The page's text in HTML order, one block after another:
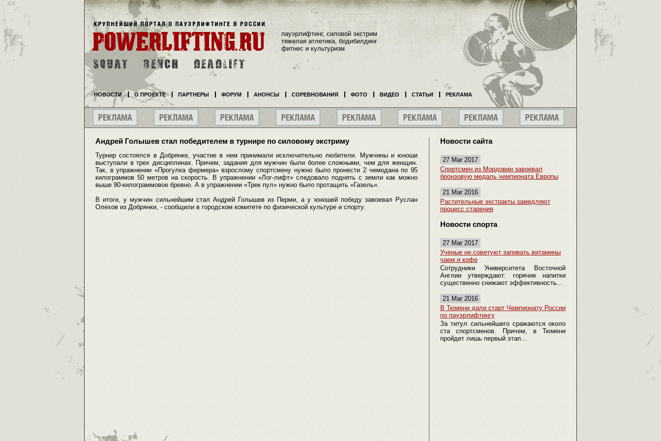
Андрей Голышев стал победителем в турнире по силовому экстриму
Турнир состоялся в Добрянке, участие в нем принимали исключительно любители. Мужчины и юноши
выступали в трех дисциплинах. Причем, задания для мужчин были более сложными, чем для женщин.
Так, в упражнении «Прогулка фермера» взрослому спортсмену нужно было пронести 2 чемодана по 95
килограммов 50 метров на скорость. В упражнении «Лог-лифт» следовало поднять с земли как можно
выше 90-килограммовое бревно. А в упражнении «Трек пул» нужно было протащить «Газель».
В итоге, у мужчин сильнейшим стал Андрей Голышев из Перми, а у юношей победу завоевал Руслан
Олехов из Добрянки, - сообщили в городском комитете по физической культуре и спорту.
Новости сайта
27 Mar 2017
Спортсмен из Мордовии завоевал
бронзовую медаль чемпионата Европы
21 Mar 2016
Растительные экстракты замедляют
процесс старения
Новости спорта
27 Mar 2017
Ученые не советуют запивать витамины
чаем и кофе
Сотрудники Университета Восточной
Англии утверждают: горячие напитки
существенно снижают эффективность...
21 Mar 2016
В Тюмени дали старт Чемпионату России
по пауэрлифтингу
За титул сильнейшего сражаются около
ста спортсменов. Причем, в Тюмени
пройдет лишь первый этап...
пауэрлифтинг, силовой экстрим
тяжелая атлетика, бодибилдинг
фитнес и культуризм
НОВОСТИ О ПРОЕКТЕ ПАРТНЕРЫ ФОРУМ АНОНСЫ СОРЕВНОВАНИЯ ФОТО ВИДЕО СТАТЬИ РЕКЛАМА